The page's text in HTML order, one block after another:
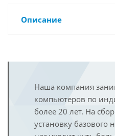
Описание
Наша компания
компьютеров по
более 20 лет. На
установку базового